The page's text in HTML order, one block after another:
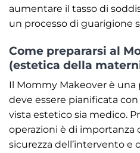
aumentare il tasso di
un processo di guarigione
Come prepararsi al
(estetica della
Il Mommy Makeover è
deve essere pianificata
vista estetico sia medico.
operazioni è di importanza
sicurezza dell’intervento e